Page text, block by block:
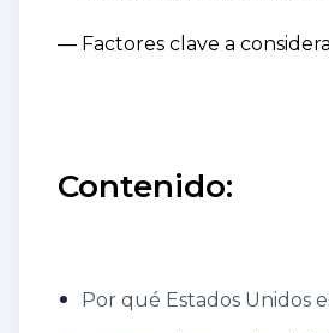
— Factores clave a
Contenido:
Por qué Estados Unidos